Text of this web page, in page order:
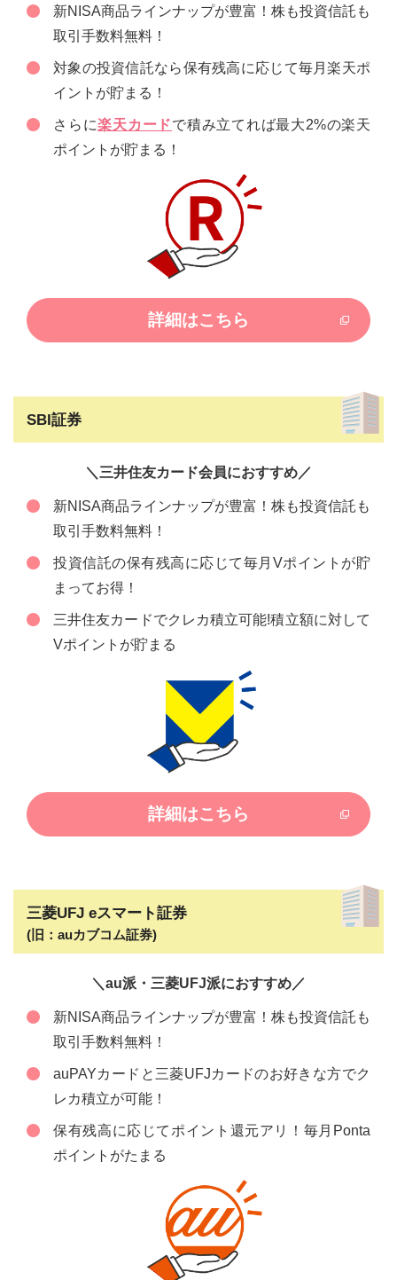
新NISA商品ラインナップが豊富！株も投資信託も
取引手数料無料！
対象の投資信託なら保有残高に応じて毎月楽天ポ
イントが貯まる！
さらに楽天カードで積み立てれば最大2%の楽天
ポイントが貯まる！
詳細はこちら
SBI証券
＼三井住友カード会員におすすめ／
新NISA商品ラインナップが豊富！株も投資信託も
取引手数料無料！
投資信託の保有残高に応じて毎月Vポイントが貯
まってお得！
三井住友カードでクレカ積立可能!積立額に対して
Vポイントが貯まる
詳細はこちら
三菱UFJ eスマート証券
(旧：auカブコム証券)
＼au派・三菱UFJ派におすすめ／
新NISA商品ラインナップが豊富！株も投資信託も
取引手数料無料！
auPAYカードと三菱UFJカードのお好きな方でク
レカ積立が可能！
保有残高に応じてポイント還元アリ！毎月Ponta
ポイントがたまる